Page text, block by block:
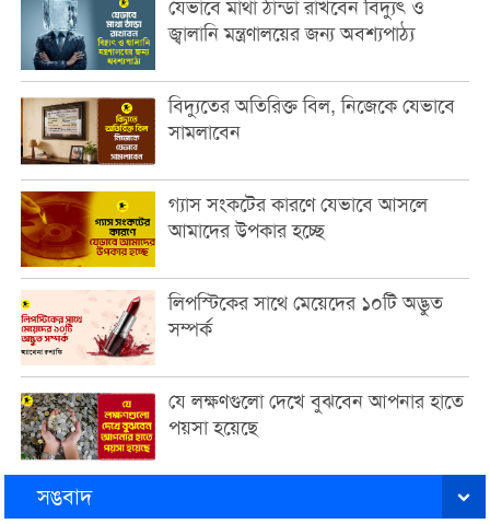
যেভাবে মাথা ঠান্ডা রাখবেন বিদ্যুৎ ও
জ্বালানি মন্ত্রণালয়ের জন্য অবশ্যপাঠ্য
বিদ্যুতের অতিরিক্ত বিল, নিজেকে যেভাবে
সামলাবেন
গ্যাস সংকটের কারণে যেভাবে আসলে
আমাদের উপকার হচ্ছে
লিপস্টিকের সাথে মেয়েদের ১০টি অদ্ভুত
সম্পর্ক
যে লক্ষণগুলো দেখে বুঝবেন আপনার হাতে
পয়সা হয়েছে
সঙবাদ